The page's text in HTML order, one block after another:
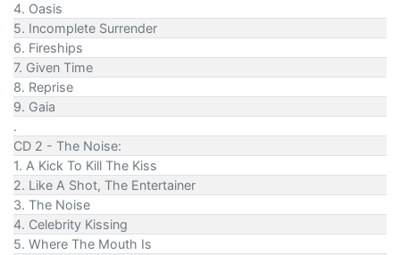
4. Oasis
5. Incomplete Surrender
6. Fireships
7. Given Time
8. Reprise
9. Gaia
.
CD 2 - The Noise:
1. A Kick To Kill The Kiss
2. Like A Shot, The Entertainer
3. The Noise
4. Celebrity Kissing
5. Where The Mouth Is